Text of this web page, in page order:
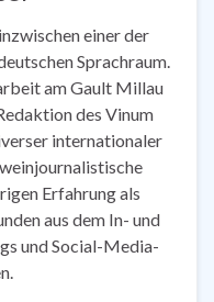
einer der
Sprachraum.
am Gault Millau
des Vinum
internationaler
Erfahrung als
aus dem In- und
und Social-Media-